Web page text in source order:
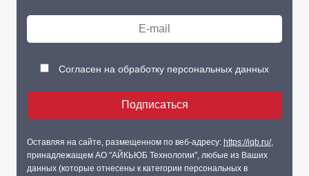
Согласен на обработку персональных данных
Оставляя на сайте, размещенном по веб-адресу: https://iqb.ru/,
принадлежащем АО "АЙКЬЮБ Технологии", любые из Ваших
данных (которые отнесены к категории персональных в